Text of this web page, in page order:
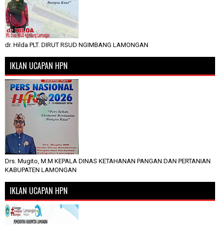
dr. Hilda PLT. DIRUT RSUD NGIMBANG LAMONGAN
IKLAN UCAPAN HPN
Drs. Mugito, M.M KEPALA DINAS KETAHANAN PANGAN DAN PERTANIAN
KABUPATEN LAMONGAN
IKLAN UCAPAN HPN